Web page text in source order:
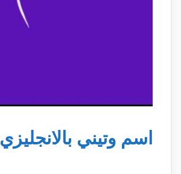
اسم وتيني بالانجليزي